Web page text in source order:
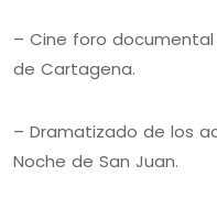
– Cine foro documental
de Cartagena.
– Dramatizado de los
Noche de San Juan.